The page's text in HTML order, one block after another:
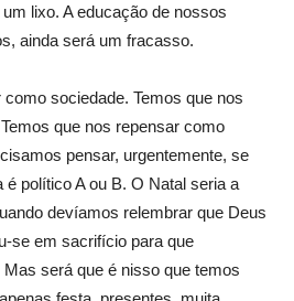
lixo. A educação de nossos
ainda será um fracasso.
sociedade. Temos que nos
que nos repensar como
pensar, urgentemente, se
é político A ou B. O Natal seria a
devíamos relembrar que Deus
se em sacrifício para que
será que é nisso que temos